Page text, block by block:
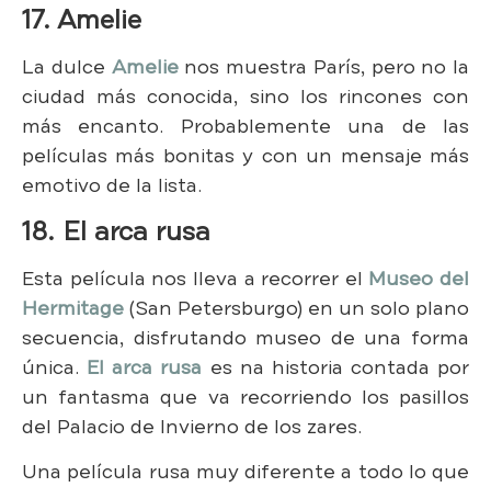
17. Amelie
La dulce Amelienos muestra París, pero no la
ciudad más conocida, sino los rincones con
más encanto. Probablemente una de las
películas más bonitas y con un mensaje más
emotivo de la lista.
18. El arca rusa
Esta película nos lleva a recorrer el Museo del
Hermitage (San Petersburgo) en un solo plano
secuencia, disfrutando museo de una forma
única. El arca rusa es na historia contada por
un fantasma que va recorriendo los pasillos
del Palacio de Invierno de los zares.
Una película rusa muy diferente a todo lo que